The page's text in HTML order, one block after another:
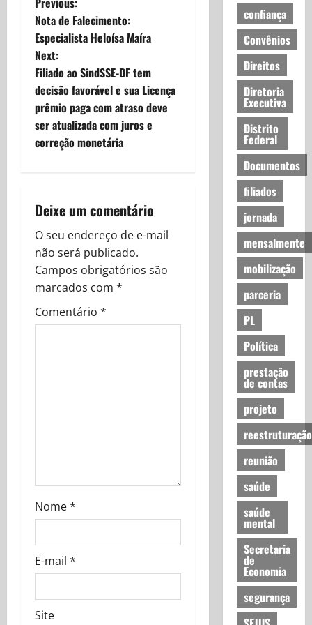
P
o
s
t
n
a
i
g
a
t
i
Nota de Falecimento:
Especialista Heloísa Maíra
Next:
Filiado ao SindSSE-DF tem
decisão favorável e sua Licença
prêmio paga com atraso deve
ser atualizada com juros e
correção monetária
Deixe um comentário
O seu endereço de e-mail
não será publicado.
Campos obrigatórios são
marcados com *
Comentário *
Nome*
E-mail *
Site
confiança
Convênios
Direitos
Diretoria
Executiva
Distrito
Federal
Documentos
filiados
jornada
mensalmente
mobilização
parceria
PL
Política
prestação
de contas
projeto
reestruturação
reunião
saúde
saúde
mental
Secretaria
de
Economia
segurança